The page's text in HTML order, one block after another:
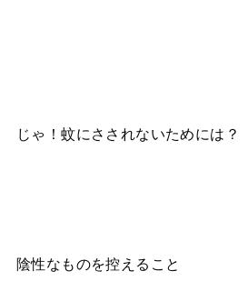
じゃ！蚊にさされないためには？
陰性なものを控えること